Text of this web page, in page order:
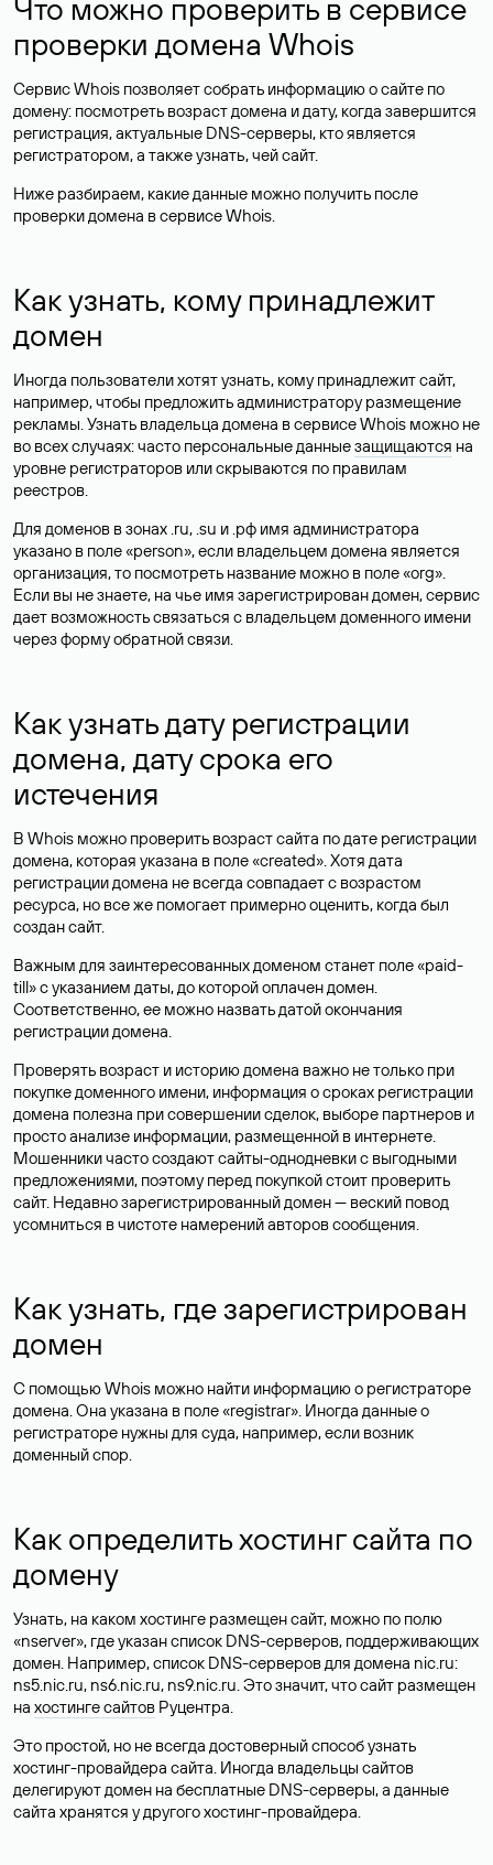
Что можно проверить в сервисе
проверки домена Whois
Сервис Whois позволяет собрать информацию о сайте по
домену: посмотреть возраст домена и дату, когда завершится
регистрация, актуальные DNS-серверы, кто является
регистратором, а также узнать, чей сайт.
Ниже разбираем, какие данные можно получить после
проверки домена в сервисе Whois.
Как узнать, кому принадлежит
домен
Иногда пользователи хотят узнать, кому принадлежит сайт,
например, чтобы предложить администратору размещение
рекламы. Узнать владельца домена в сервисе Whois можно не
во всех случаях: часто персональные данныезащищаются на
уровне регистраторов или скрываются по правилам
реестров.
Для доменов в зонах .ru, .su и .рф имя администратора
указано в поле «person», если владельцем домена является
организация, то посмотреть название можно в поле «org».
Если вы не знаете, на чье имя зарегистрирован домен, сервис
дает возможность связаться с владельцем доменного имени
через форму обратной связи.
Как узнать дату регистрации
домена, дату срока его
истечения
В Whois можно проверить возраст сайта по дате регистрации
домена, которая указана в поле «created». Хотя дата
регистрации домена не всегда совпадает с возрастом
ресурса, но все же помогает примерно оценить, когда был
создан сайт.
Важным для заинтересованных доменом станет поле «paid-
till» с указанием даты, до которой оплачен домен.
Соответственно, ее можно назвать датой окончания
регистрации домена.
Проверять возраст и историю домена важно не только при
покупке доменного имени, информация о сроках регистрации
домена полезна при совершении сделок, выборе партнеров и
просто анализе информации, размещенной в интернете.
Мошенники часто создают сайты-однодневки с выгодными
предложениями, поэтому перед покупкой стоит проверить
сайт. Недавно зарегистрированный домен — веский повод
усомниться в чистоте намерений авторов сообщения.
Как узнать, где зарегистрирован
домен
С помощью Whois можно найти информацию о регистраторе
домена. Она указана в поле «registrar». Иногда данные о
регистраторе нужны для суда, например, если возник
доменный спор.
Как определить хостинг сайта по
домену
Узнать, на каком хостинге размещен сайт, можно по полю
«nserver», где указан список DNS-серверов, поддерживающих
домен. Например, список DNS-серверов для домена nic.ru:
ns5.nic.ru, ns6.nic.ru, ns9.nic.ru. Это значит, что сайт размещен
на хостинге сайтов Руцентра.
Это простой, но не всегда достоверный способ узнать
хостинг-провайдера сайта. Иногда владельцы сайтов
делегируют домен на бесплатные DNS-серверы, а данные
сайта хранятся у другого хостинг-провайдера.